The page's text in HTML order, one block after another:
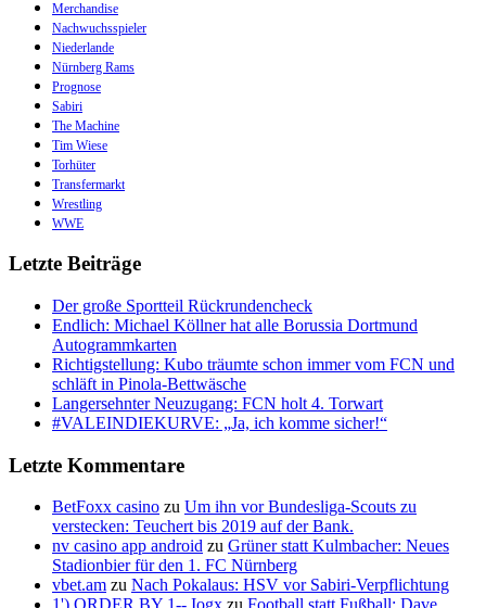
Merchandise
Nachwuchsspieler
Niederlande
Nürnberg Rams
Prognose
Sabiri
The Machine
Tim Wiese
Torhüter
Transfermarkt
Wrestling
WWE
Letzte Beiträge
Der große Sportteil Rückrundencheck
Endlich: Michael Köllner hat alle Borussia Dortmund
Autogrammkarten
Richtigstellung: Kubo träumte schon immer vom FCN und
schläft in Pinola-Bettwäsche
Langersehnter Neuzugang: FCN holt 4. Torwart
#VALEINDIEKURVE: „Ja, ich komme sicher!“
Letzte Kommentare
BetFoxx casino zu Um ihn vor Bundesliga-Scouts zu
verstecken: Teuchert bis 2019 auf der Bank.
nv casino app android zu Grüner statt Kulmbacher: Neues
Stadionbier für den 1. FC Nürnberg
vbet.am zu Nach Pokalaus: HSV vor Sabiri-Verpflichtung